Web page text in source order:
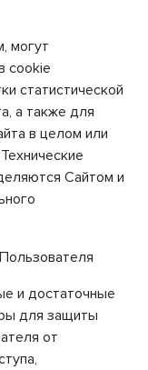
могут
cookie
статистической
а также для
в целом или
Сайтом и
и достаточные
для защиты
от